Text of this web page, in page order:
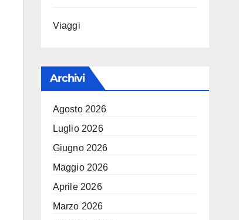
Viaggi
Archivi
Agosto 2026
Luglio 2026
Giugno 2026
Maggio 2026
Aprile 2026
Marzo 2026